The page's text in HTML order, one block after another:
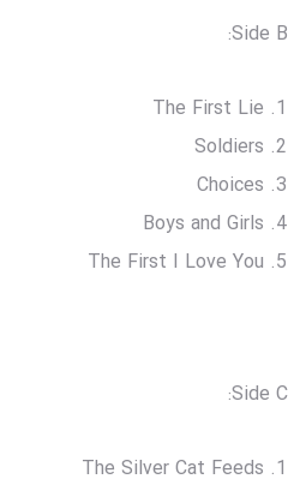
Side B:
The First Lie
Soldiers
Choices
Boys and Girls
The First I Love You
Side C:
The Silver Cat Feeds